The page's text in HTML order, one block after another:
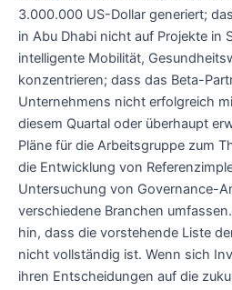
3.000.000 US-Dollar generiert;
in Abu Dhabi nicht auf Projekte in
intelligente Mobilität,
konzentrieren; dass das Beta-
Unternehmens nicht erfolgreich
diesem Quartal oder überhaupt
Pläne für die Arbeitsgruppe zum
die Entwicklung von
Untersuchung von Governance-
verschiedene Branchen
hin, dass die vorstehende Liste
nicht vollständig ist. Wenn sich
ihren Entscheidungen auf die